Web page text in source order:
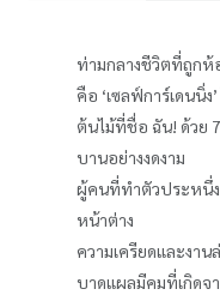
ท่ามกลางชีวิตที่ถูก
คือ ‘เซลฟ์การ์เดนนิ่
ต้นไม้ที่ชื่อ ฉัน! ด้วย
บานอย่างงดงาม
ผู้คนที่ทำตัวประหนึ่ง
หน้าต่าง
ความเครียดและงา
บาดแผลมีคมที่เกิดจ